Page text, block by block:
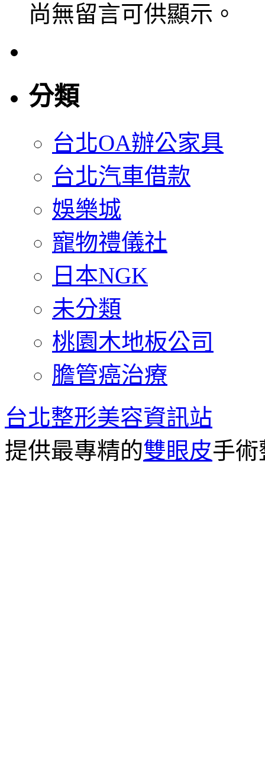
尚無留言可供顯示。
分類
台北OA辦公家具
台北汽車借款
娛樂城
寵物禮儀社
日本NGK
未分類
桃園木地板公司
膽管癌治療
台北整形美容資訊站
提供最專精的雙眼皮手術